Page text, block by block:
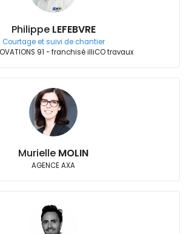
Philippe LEFEBVRE
Courtage et suivi de chantier
91 - franchisé illiCO travaux
Murielle MOLIN
AGENCE AXA